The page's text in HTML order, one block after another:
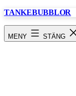
Hoppa
TANKEBUBBLOR
MENY STÄNG
Trevlig